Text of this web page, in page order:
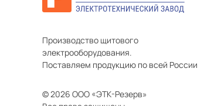
Производство щитового
электрооборудования.
Поставляем продукцию по всей России
© 2026 ООО «ЭТК-Резерв»